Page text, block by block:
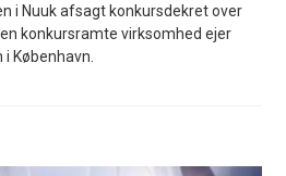
i Nuuk afsagt konkursdekret over
konkursramte virksomhed ejer
København.